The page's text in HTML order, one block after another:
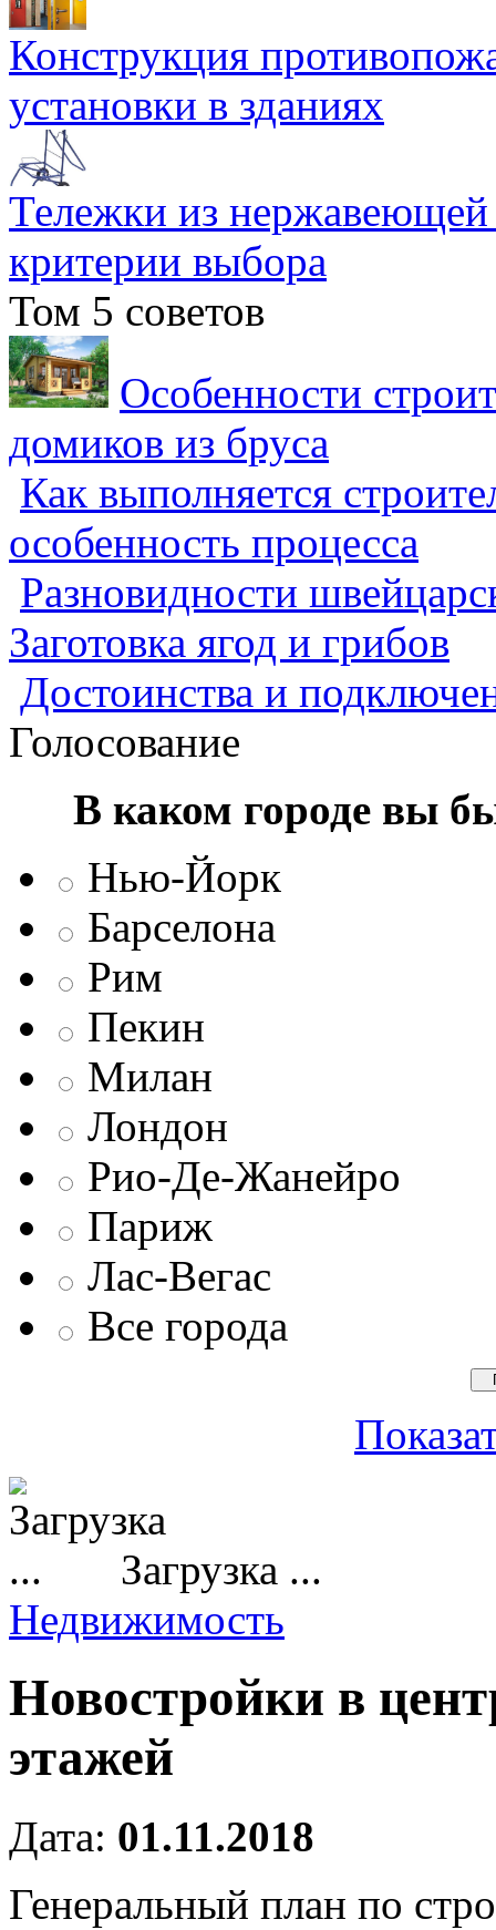
Конструкция
установки в зданиях
Тележки из
критерии выбора
Том 5 советов
Особенности
домиков из бруса
Как выполняется
особенность процесса
Разновидности
Заготовка ягод и грибов
Достоинства и
Голосование
В каком городе вы
Нью-Йорк
Барселона
Рим
Пекин
Милан
Лондон
Рио-Де-Жанейро
Париж
Лас-Вегас
Все города
Загрузка ...
Недвижимость
Новостройки в
этажей
Дата: 01.11.2018
Генеральный план по